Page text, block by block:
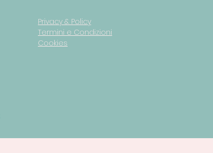
Privacy & Policy
Termini e Condizioni
Cookies